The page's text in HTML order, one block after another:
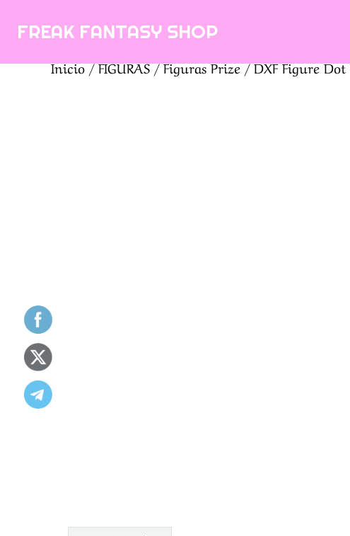
contenido
FREAK FANTASY SHOP
Inicio/FIGURAS/Figuras Prize/ DXF Figure